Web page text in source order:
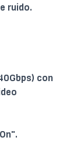
ruido.
con